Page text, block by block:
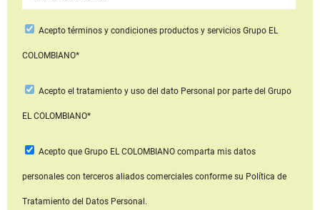
Aceptotérminos y condiciones productos y serviciosGrupo EL
COLOMBIANO*
Acepto el tratamiento y uso del dato Personal por parte del Grupo
EL COLOMBIANO*
Acepto que Grupo EL COLOMBIANOcomparta mis datos
personales con terceros aliados comerciales conforme su Política de
Tratamiento del Datos Personal.